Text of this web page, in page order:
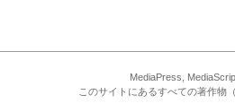
MediaPress,
このサイトにあるすべての著作物